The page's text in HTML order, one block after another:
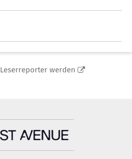
Leserreporter werden